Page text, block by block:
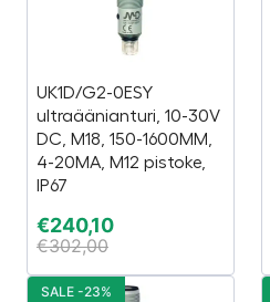
UK1D/G2-0ESY
ultraäänianturi, 10-30V
DC, M18, 150-1600MM,
4-20MA, M12 pistoke,
IP67
€240,10
€302,00
SALE -23%